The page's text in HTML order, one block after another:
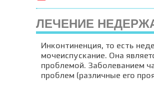
ЛЕЧЕНИЕ
Инконтиненция, то есть
мочеиспускание. Она
проблемой. Заболеванием
проблем (различные его